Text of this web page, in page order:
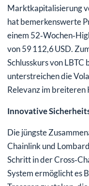
Marktkapitalisierung
hat bemerkenswerte
einem
von 59 112,6 USD.
Schlusskurs von LBTC
unterstreichen die
Relevanz im
Innovative
Die jüngste
Chainlink und
Schritt in der
System ermöglicht es